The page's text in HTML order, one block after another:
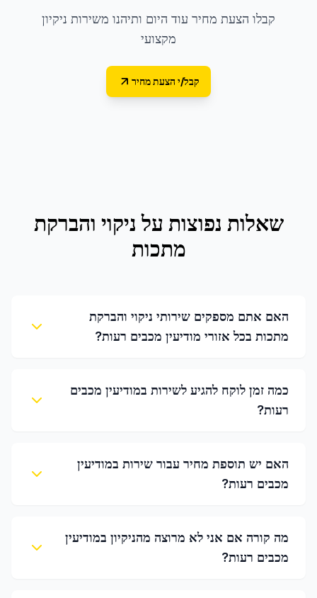
קבלו הצעת מחיר עוד היום ותיהנו משירות ניקיון
מקצועי
קבל/י הצעת מחיר
שאלות נפוצות על ניקוי והברקת
מתכות
האם אתם מספקים שירותי ניקוי והברקת
מתכות בכל אזורי מודיעין מכבים רעות?
כמה זמן לוקח להגיע לשירות במודיעין מכבים
רעות?
האם יש תוספת מחיר עבור שירות במודיעין
מכבים רעות?
מה קורה אם אני לא מרוצה מהניקיון במודיעין
מכבים רעות?